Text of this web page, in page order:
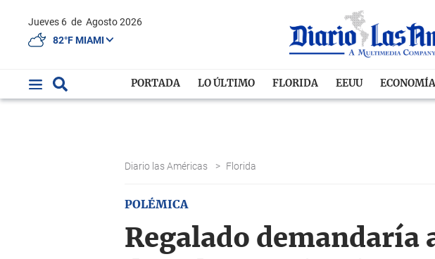
Jueves 6 de Agosto 2026
82°F MIAMI
PORTADA LO ÚLTIMO FLORIDA EEUU ECONOMÍA
Diario las Américas > Florida
POLÉMICA
Regalado demandaría